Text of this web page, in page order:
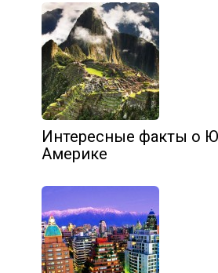
Интересные факты о
Америке